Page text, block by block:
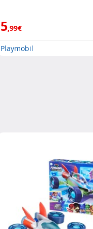
5,99€
Playmobil